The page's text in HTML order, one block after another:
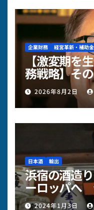
企業財務 経営革新・補助金
【激変期を
務戦略】そ
本返済が重
高」のダブ
務の視点
2026年8月2日
日本酒 輸出
浜宿の酒造
ーロッパへ
～その3
2024年1月3日